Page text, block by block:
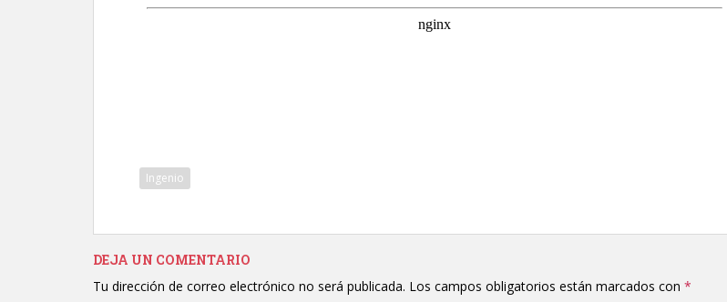
Ingenio
DEJA UN COMENTARIO
Tu dirección de correo electrónico no será publicada. Los campos obligatorios están marcados con *